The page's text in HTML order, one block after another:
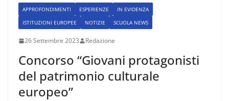
APPROFONDIMENTI ESPERIENZE
IN EVIDENZA
ISTITUZIONI EUROPEE
NOTIZIE SCUOLA NEWS
26 Settembre 2023 Redazione
Concorso “Giovani protagonisti
del patrimonio culturale
europeo”